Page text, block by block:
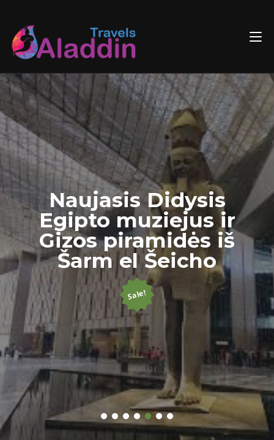
content
Naujasis Didysis
Egipto muziejus ir
Gizos piramidės iš
Šarm el Šeicho
Sale!